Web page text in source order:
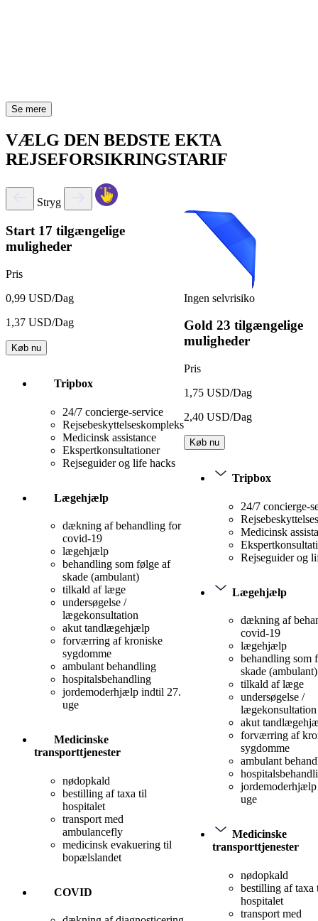
Se mere
VÆLG DEN BEDSTE EKTA
REJSEFORSIKRINGSTARIF
Stryg
Start 17 tilgængelige
muligheder
Pris
0,99 USD/Dag
1,37 USD/Dag
Køb nu
Tripbox
24/7 concierge-service
Rejsebeskyttelseskompleks
Medicinsk assistance
Ekspertkonsultationer
Rejseguider og life hacks
Lægehjælp
dækning af behandling for
covid-19
lægehjælp
behandling som følge af
skade (ambulant)
tilkald af læge
undersøgelse /
lægekonsultation
akut tandlægehjælp
forværring af kroniske
sygdomme
ambulant behandling
hospitalsbehandling
jordemoderhjælp indtil 27.
uge
Medicinske
transporttjenester
nødopkald
bestilling af taxa til
hospitalet
transport med
ambulancefly
medicinsk evakuering til
bopælslandet
COVID
Ingen selvrisiko
Gold 23 tilgængelige
muligheder
Pris
1,75 USD/Dag
2,40 USD/Dag
Køb nu
Tripbox
24/7 concierge-
Medicinsk
Rejseguider og
Lægehjælp
dækning af
covid-19
lægehjælp
behandling som
skade (ambulant)
tilkald af læge
undersøgelse /
lægekonsultation
akut
forværring af
sygdomme
ambulant
uge
Medicinske
transporttjenester
nødopkald
bestilling af taxa
hospitalet
transport med